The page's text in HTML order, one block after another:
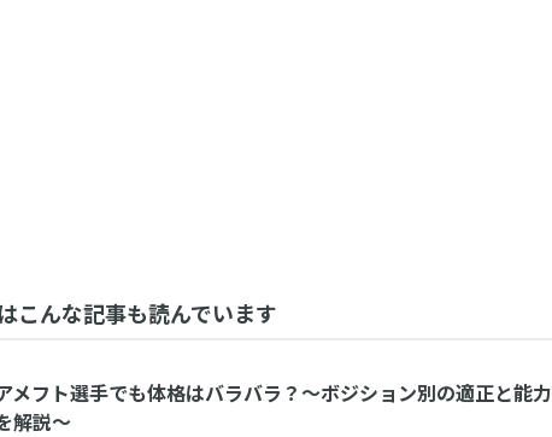
こんな記事も読んでいます
メフト選手でも体格はバラバラ？〜ボジション別の適正と能力
解説〜